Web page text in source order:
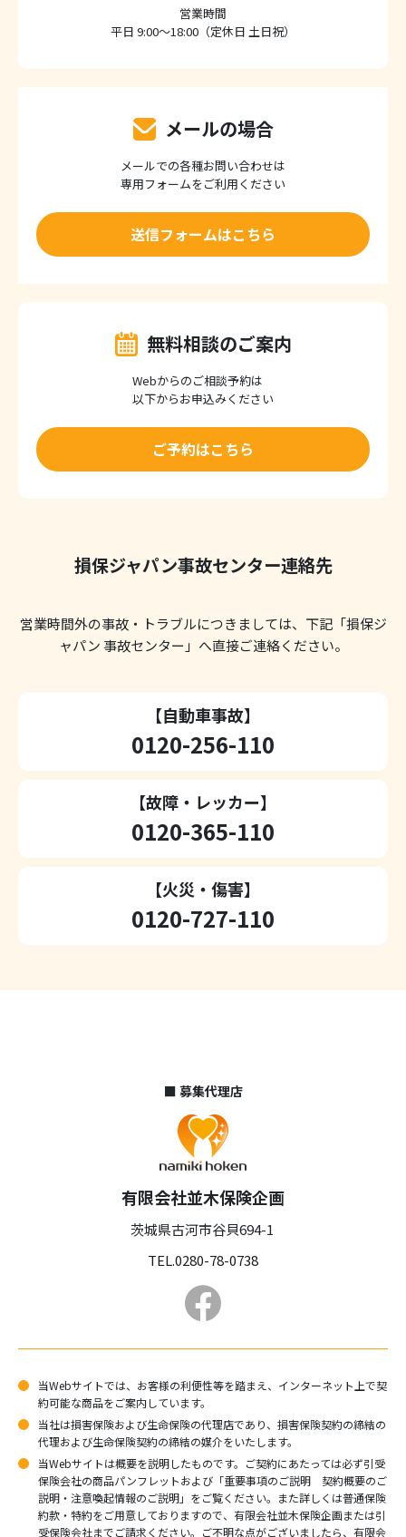
営業時間
平日 9:00～18:00（定休日 土日祝）
メールの場合
メールでの各種お問い合わせは
専用フォームをご利用ください
送信フォームはこちら
無料相談のご案内
Webからのご相談予約は
以下からお申込みください
ご予約はこちら
損保ジャパン事故センター連絡先
営業時間外の事故・トラブルにつきましては、下記「損保ジ
ャパン 事故センター」へ直接ご連絡ください。
【自動車事故】
0120-256-110
【故障・レッカー】
0120-365-110
【火災・傷害】
0120-727-110
■ 募集代理店
有限会社並木保険企画
茨城県古河市谷貝694-1
TEL.0280-78-0738
当Webサイトでは、お客様の利便性等を踏まえ、インターネット上で契
約可能な商品をご案内しています。
当社は損害保険および生命保険の代理店であり、損害保険契約の締結の
代理および生命保険契約の締結の媒介をいたします。
当Webサイトは概要を説明したものです。ご契約にあたっては必ず引受
保険会社の商品パンフレットおよび「重要事項のご説明 契約概要のご
説明・注意喚起情報のご説明」をご覧ください。また詳しくは普通保険
約款・特約をご用意しておりますので、有限会社並木保険企画または引
受保険会社までご請求ください。ご不明な点がございましたら、有限会